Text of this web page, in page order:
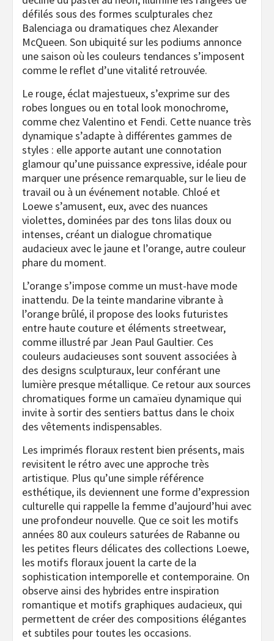
défilés sous des formes sculpturales chez
Balenciaga ou dramatiques chez Alexander
McQueen. Son ubiquité sur les podiums annonce
une saison où les couleurs tendances s’imposent
comme le reflet d’une vitalité retrouvée.
Le rouge, éclat majestueux, s’exprime sur des
robes longues ou en total look monochrome,
comme chez Valentino et Fendi. Cette nuance très
dynamique s’adapte à différentes gammes de
styles : elle apporte autant une connotation
glamour qu’une puissance expressive, idéale pour
marquer une présence remarquable, sur le lieu de
travail ou à un événement notable. Chloé et
Loewe s’amusent, eux, avec des nuances
violettes, dominées par des tons lilas doux ou
intenses, créant un dialogue chromatique
audacieux avec le jaune et l’orange, autre couleur
phare du moment.
L’orange s’impose comme un must-have mode
inattendu. De la teinte mandarine vibrante à
l’orange brûlé, il propose des looks futuristes
entre haute couture et éléments streetwear,
comme illustré par Jean Paul Gaultier. Ces
couleurs audacieuses sont souvent associées à
des designs sculpturaux, leur conférant une
lumière presque métallique. Ce retour aux sources
chromatiques forme un camaïeu dynamique qui
invite à sortir des sentiers battus dans le choix
des vêtements indispensables.
Les imprimés floraux restent bien présents, mais
revisitent le rétro avec une approche très
artistique. Plus qu’une simple référence
esthétique, ils deviennent une forme d’expression
culturelle qui rappelle la femme d’aujourd’hui avec
une profondeur nouvelle. Que ce soit les motifs
années 80 aux couleurs saturées de Rabanne ou
les petites fleurs délicates des collections Loewe,
les motifs floraux jouent la carte de la
sophistication intemporelle et contemporaine. On
observe ainsi des hybrides entre inspiration
romantique et motifs graphiques audacieux, qui
permettent de créer des compositions élégantes
et subtiles pour toutes les occasions.